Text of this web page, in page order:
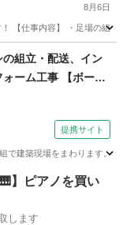
8月6日
【仕事内容】 ・足場の組
組立・配送、イン
ーム工事 【ボーナ
提携サイト
で建築現場をまわります。
】ピアノを買い
します